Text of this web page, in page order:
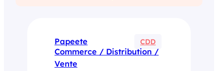
Papeete CDD
Commerce / Distribution /
Vente